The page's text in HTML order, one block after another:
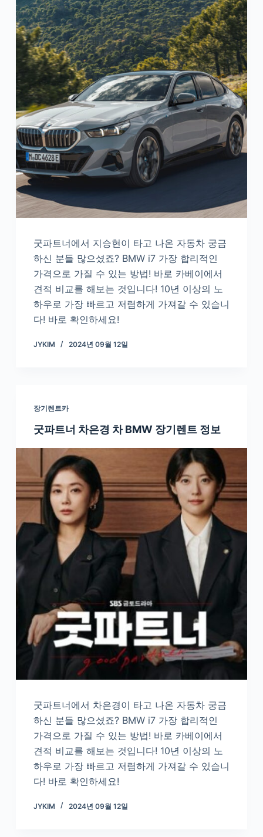
굿파트너에서 지승현이 타고 나온 자동차 궁금
하신 분들 많으셨죠? BMW i7 가장 합리적인
가격으로 가질 수 있는 방법! 바로 카베이에서
견적 비교를 해보는 것입니다! 10년 이상의 노
하우로 가장 빠르고 저렴하게 가져갈 수 있습니
다! 바로 확인하세요!
JYKIM 2024년 09월 12일
장기렌트카
굿파트너 차은경 차 BMW 장기렌트 정보
굿파트너에서 차은경이 타고 나온 자동차 궁금
하신 분들 많으셨죠? BMW i7 가장 합리적인
가격으로 가질 수 있는 방법! 바로 카베이에서
견적 비교를 해보는 것입니다! 10년 이상의 노
하우로 가장 빠르고 저렴하게 가져갈 수 있습니
다! 바로 확인하세요!
JYKIM 2024년 09월 12일